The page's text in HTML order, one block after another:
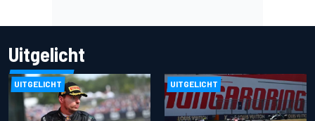
Uitgelicht
UITGELICHT UITGELICHT